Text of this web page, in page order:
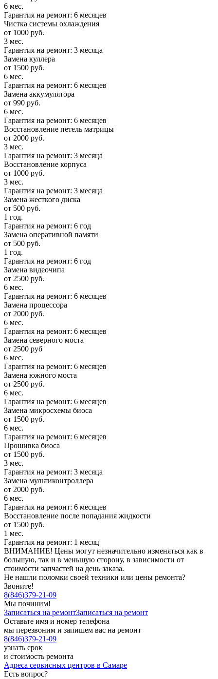
6 мес.
Гарантия на ремонт: 6 месяцев
Чистка системы охлаждения
от 1000 руб.
3 мес.
Гарантия на ремонт: 3 месяца
Замена куллера
от 1500 руб.
6 мес.
Гарантия на ремонт: 6 месяцев
Замена аккумулятора
от 990 руб.
6 мес.
Гарантия на ремонт: 6 месяцев
Восстановление петель матрицы
от 2000 руб.
3 мес.
Гарантия на ремонт: 3 месяца
Восстановление корпуса
от 1000 руб.
3 мес.
Гарантия на ремонт: 3 месяца
Замена жесткого диска
от 500 руб.
1 год.
Гарантия на ремонт: 6 год
Замена оперативной памяти
от 500 руб.
1 год.
Гарантия на ремонт: 6 год
Замена видеочипа
от 2500 руб.
6 мес.
Гарантия на ремонт: 6 месяцев
Замена процессора
от 2000 руб.
6 мес.
Гарантия на ремонт: 6 месяцев
Замена северного моста
от 2500 руб
6 мес.
Гарантия на ремонт: 6 месяцев
Замена южного моста
от 2500 руб.
6 мес.
Гарантия на ремонт: 6 месяцев
Замена микросхемы биоса
от 1500 руб.
6 мес.
Гарантия на ремонт: 6 месяцев
Прошивка биоса
от 1500 руб.
3 мес.
Гарантия на ремонт: 3 месяца
Замена мультиконтроллера
от 2000 руб.
6 мес.
Гарантия на ремонт: 6 месяцев
Восстановление после попадания жидкости
от 1500 руб.
1 мес.
Гарантия на ремонт: 1 месяц
ВНИМАНИЕ! Цены могут незначительно изменяться как в
большую, так и в меньшую сторону, в зависимости от
стоимости запчастей на день заказа.
Не нашли поломки своей техники или цены ремонта?
Звоните!
8(846)379-21-09
Мы починим!
Записаться на ремонтЗаписаться на ремонт
Оставьте имя и номер телефона
мы перезвоним и запишем вас на ремонт
8(846)379-21-09
узнать срок
и стоимость ремонта
Адреса сервисных центров в Самаре
Есть вопрос?